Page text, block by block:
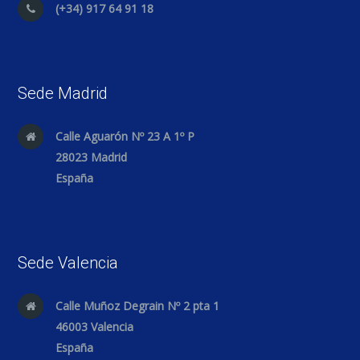
(+34) 917 64 91 18
Sede Madrid
Calle Aguarón Nº 23 A 1º P
28023 Madrid
España
Sede Valencia
Calle Muñoz Degrain Nº 2 pta 1
46003 Valencia
España